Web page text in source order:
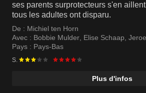
ses parents surprotecteurs s'en
tous les adultes ont disparu.
De : Michiel ten Horn
Avec : Bobbie Mulder, Elise Schaap,
Pays : Pays-Bas
S.
Plus d'infos